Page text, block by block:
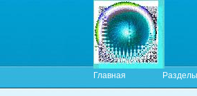
Главная Разделы